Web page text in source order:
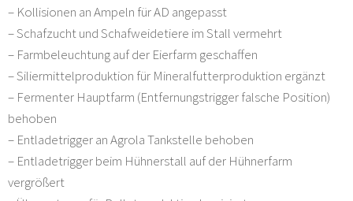
– Kollisionen an Ampeln für AD angepasst
– Schafzucht und Schafweidetiere im Stall vermehrt
– Farmbeleuchtung auf der Eierfarm geschaffen
– Siliermittelproduktion für Mineralfutterproduktion ergänzt
– Fermenter Hauptfarm (Entfernungstrigger falsche Position)
behoben
– Entladetrigger an Agrola Tankstelle behoben
– Entladetrigger beim Hühnerstall auf der Hühnerfarm
vergrößert